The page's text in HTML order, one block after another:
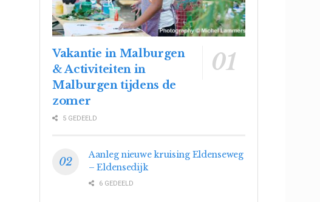
Vakantie in Malburgen
& Activiteiten in
Malburgen tijdens de
zomer
5 GEDEELD
Aanleg nieuwe kruising Eldenseweg
– Eldensedijk
6 GEDEELD